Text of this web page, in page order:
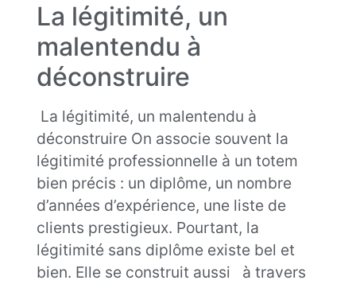
La légitimité, un
malentendu à
déconstruire
La légitimité, un malentendu à
déconstruire On associe souvent la
légitimité professionnelle à un totem
bien précis : un diplôme, un nombre
d’années d’expérience, une liste de
clients prestigieux. Pourtant, la
légitimité sans diplôme existe bel et
bien. Elle se construit aussi à travers